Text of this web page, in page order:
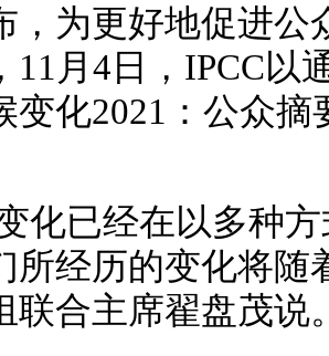
，为更好地促进
11月4日，IPCC以
变化2021：公众
化已经在以多种
所经历的变化将随
联合主席翟盘茂说